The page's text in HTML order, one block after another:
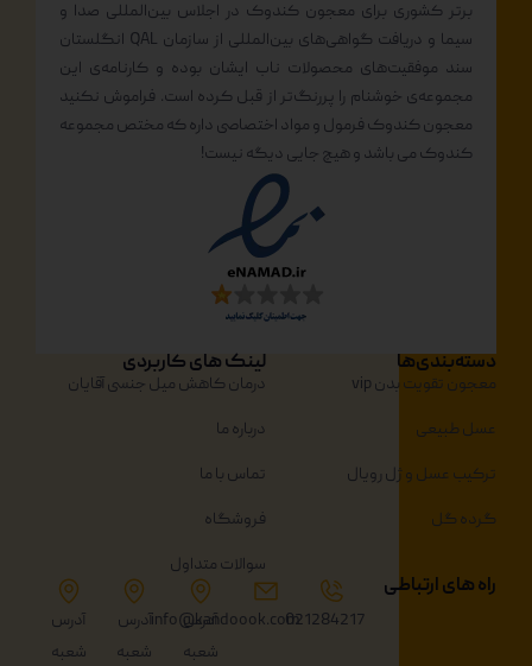
برتر کشوری برای معجون کندوک در اجلاس بین‌المللی صدا و
سیما و دریافت گواهی‌های بین‌المللی از سازمان QAL انگلستان
سند موفقیت‌های محصولات ناب ایشان بوده و کارنامه‌ی این
مجموعه‌ی خوشنام را پررنگ‌تر از قبل کرده است. فراموش نکنید
معجون کندوک فرمول و مواد اختصاصی داره که مختص مجموعه
کندوک می باشد و هیچ جایی دیگه نیست!
دسته‌بندی‌ها
معجون تقویت بدن vip
عسل طبیعی
ترکیب عسل و ژل رویال
گرده گل
لینک های کاربردی
درمان کاهش میل جنسی آقایان
درباره ما
تماس با ما
فروشگاه
سوالات متداول
راه های ارتباطی
021284217
info@kandoook.com
آدرس
شعبه
آدرس
شعبه
آدرس
شعبه